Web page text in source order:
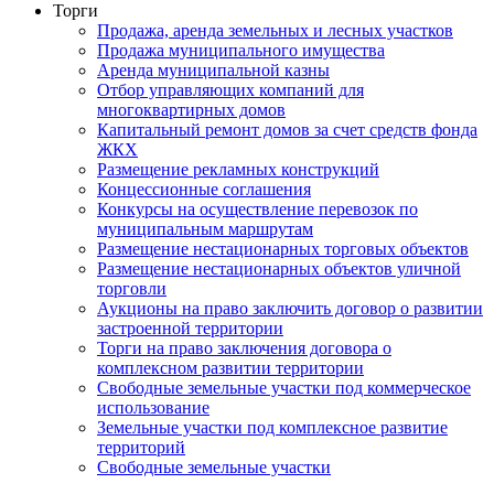
Торги
Продажа, аренда земельных и лесных участков
Продажа муниципального имущества
Аренда муниципальной казны
Отбор управляющих компаний для
многоквартирных домов
Капитальный ремонт домов за счет средств фонда
ЖКХ
Размещение рекламных конструкций
Концессионные соглашения
Конкурсы на осуществление перевозок по
муниципальным маршрутам
Размещение нестационарных торговых объектов
Размещение нестационарных объектов уличной
торговли
Аукционы на право заключить договор о развитии
застроенной территории
Торги на право заключения договора о
комплексном развитии территории
Свободные земельные участки под коммерческое
использование
Земельные участки под комплексное развитие
территорий
Свободные земельные участки